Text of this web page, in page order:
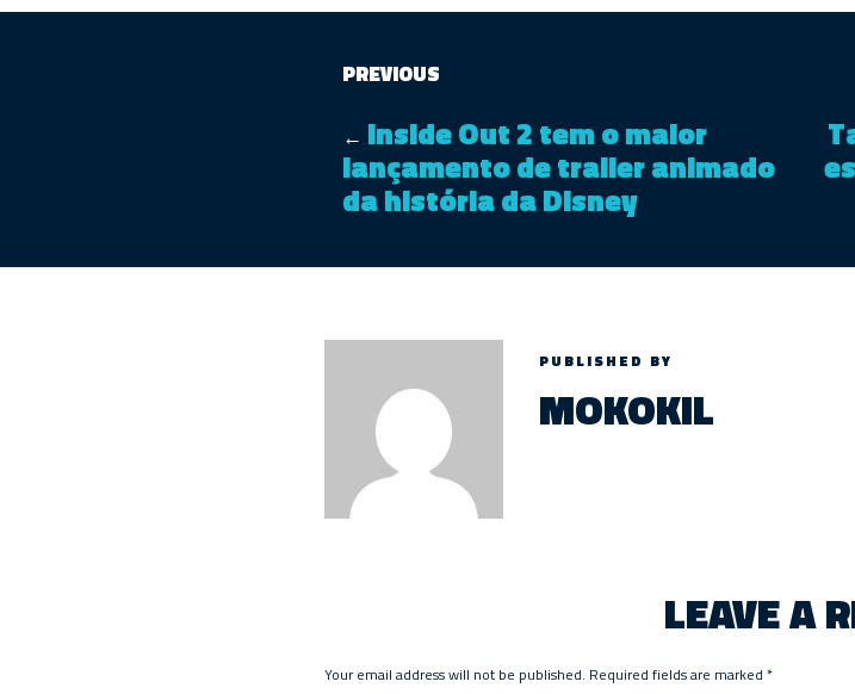
PREVIOUS
← Inside Out 2 tem o maior
lançamento de trailer animado
da história da Disney
PUBLISHED BY
MOKOKIL
LEAVE A
Your email address will not be published. Required fields are marked *